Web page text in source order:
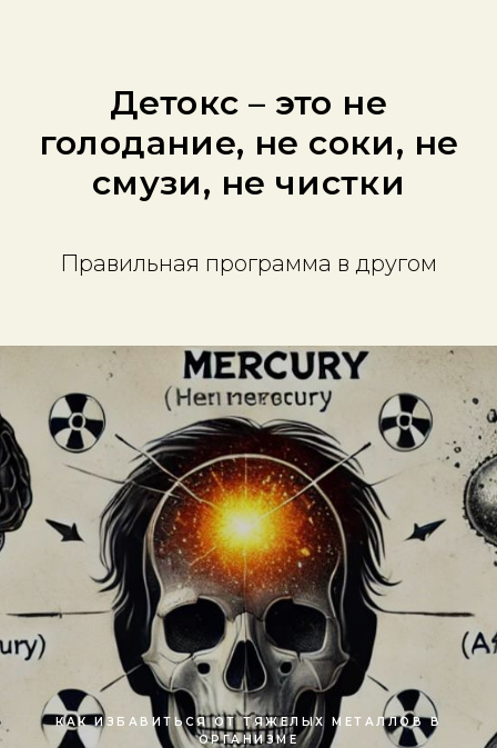
Детокс – это не
голодание, не соки, не
смузи, не чистки
Правильная программа в другом
КАК ИЗБАВИТЬСЯ ОТ ТЯЖЕЛЫХ МЕТАЛЛОВ В
ОРГАНИЗМЕ